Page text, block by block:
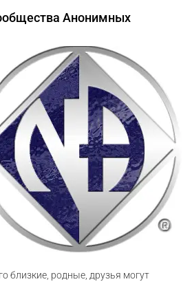
Анонимных
близкие, родные, друзья могут